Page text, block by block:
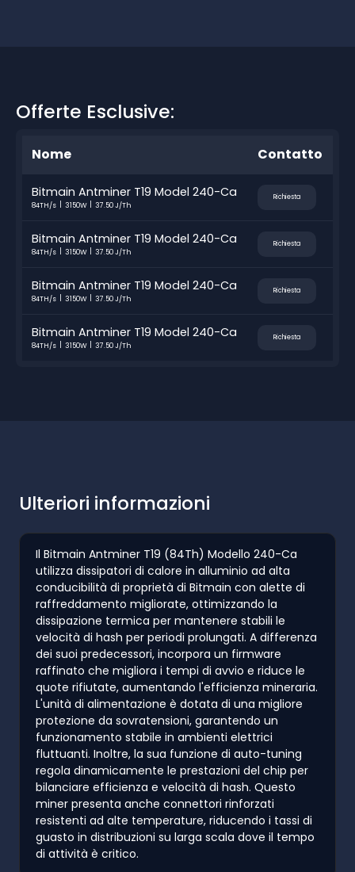
Offerte Esclusive:
Nome Contatto
Bitmain Antminer T19 Model 240-Ca
84TH/s 3150W 37.50 J/Th
Richiesta
Bitmain Antminer T19 Model 240-Ca
84TH/s 3150W 37.50 J/Th
Richiesta
Bitmain Antminer T19 Model 240-Ca
84TH/s 3150W 37.50 J/Th
Richiesta
Bitmain Antminer T19 Model 240-Ca
84TH/s 3150W 37.50 J/Th
Richiesta
Ulteriori informazioni
Il Bitmain Antminer T19 (84Th) Modello 240-Ca
utilizza dissipatori di calore in alluminio ad alta
conducibilità di proprietà di Bitmain con alette di
raffreddamento migliorate, ottimizzando la
dissipazione termica per mantenere stabili le
velocità di hash per periodi prolungati. A differenza
dei suoi predecessori, incorpora un firmware
raffinato che migliora i tempi di avvio e riduce le
quote rifiutate, aumentando l'efficienza mineraria.
L'unità di alimentazione è dotata di una migliore
protezione da sovratensioni, garantendo un
funzionamento stabile in ambienti elettrici
fluttuanti. Inoltre, la sua funzione di auto-tuning
regola dinamicamente le prestazioni del chip per
bilanciare efficienza e velocità di hash. Questo
miner presenta anche connettori rinforzati
resistenti ad alte temperature, riducendo i tassi di
guasto in distribuzioni su larga scala dove il tempo
di attività è critico.